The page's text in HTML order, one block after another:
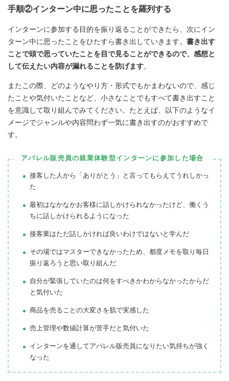
手順②インターン中に思ったことを羅列する
インターンに参加する目的を振り返ることができたら、次にイン
ターン中に思ったことをひたすら書き出していきます。 書き出す
ことで頭で思っていたことを目で見ることができるので、感想と
して伝えたい内容が漏れることを防げます。
またこの際、どのようなやり方・形式でもかまわないので、感じ
たことや気付いたことなど、小さなことでもすべて書き出すこと
を意識して取り組んでみてください。たとえば、以下のようなイ
メージでジャンルや内容問わず一気に書き出すのがおすすめで
す。
アパレル販売員の就業体験型インターンに参加した場合
接客した人から「ありがとう」と言ってもらえてうれしかっ
た
最初はなかなかお客様に話しかけられなかったけど、働くう
ちに話しかけられるようになった
接客業はただ話しかければ良いわけではないと学んだ
その場ではマスターできなかったため、都度メモを取り毎日
振り返ろうと思い取り組んだ
自分が緊張していたのは何をすべきかわからなかったからだ
と気付いた
商品を売ることの大変さを肌で実感した
売上管理や数値計算が苦手だと気付いた
インターンを通してアパレル販売員になりたい気持ちが強く
なった